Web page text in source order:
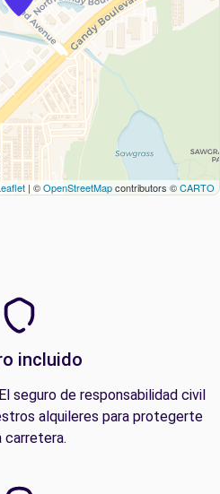
| ©OpenStreetMapcontributors ©CARTO
incluido
seguro de responsabilidad civil
alquileres para protegerte
carretera.